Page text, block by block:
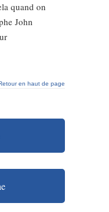
quand on
John
en haut de page